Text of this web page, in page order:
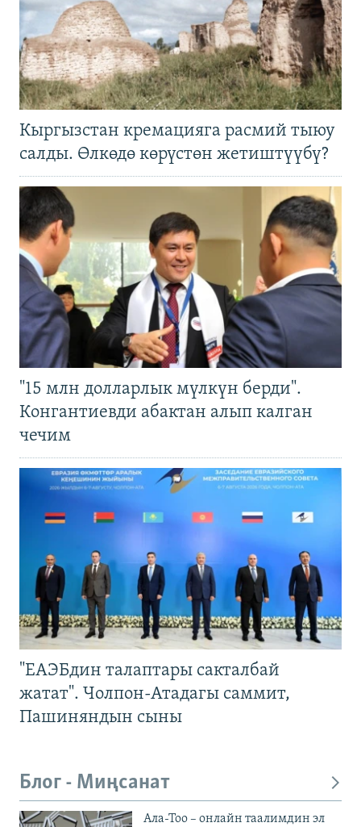
Кыргызстан кремацияга расмий тыюу
салды. Өлкөдө көрүстөн жетиштүүбү?
"15 млн долларлык мүлкүн берди".
Конгантиевди абактан алып калган
чечим
"ЕАЭБдин талаптары сакталбай
жатат". Чолпон-Атадагы саммит,
Пашиняндын сыны
Блог - Миңсанат
Ала-Тоо – онлайн таалимдин эл